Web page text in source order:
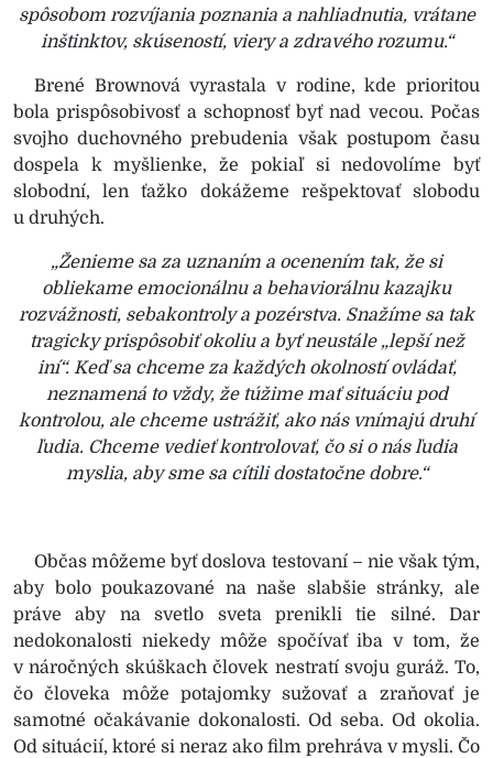
spôsobom rozvíjania poznania a nahliadnutia, vrátane
inštinktov, skúseností, viery a zdravého rozumu.“
Brené Brownová vyrastala v rodine, kde prioritou
bola prispôsobivosť a schopnosť byť nad vecou. Počas
svojho duchovného prebudenia však postupom času
dospela k myšlienke, že pokiaľ si nedovolíme byť
slobodní, len ťažko dokážeme rešpektovať slobodu
u druhých.
„Ženieme sa za uznaním a ocenením tak, že si
obliekame emocionálnu a behaviorálnu kazajku
rozvážnosti, sebakontroly a pozérstva. Snažíme sa tak
tragicky prispôsobiť okoliu a byť neustále „lepší než
iní“. Keď sa chceme za každých okolností ovládať,
neznamená to vždy, že túžime mať situáciu pod
kontrolou, ale chceme ustrážiť, ako nás vnímajú druhí
ľudia. Chceme vedieť kontrolovať, čo si o nás ľudia
myslia, aby sme sa cítili dostatočne dobre.“
Občas môžeme byť doslova testovaní – nie však tým,
aby bolo poukazované na naše slabšie stránky, ale
práve aby na svetlo sveta prenikli tie silné. Dar
nedokonalosti niekedy môže spočívať iba v tom, že
v náročných skúškach človek nestratí svoju guráž. To,
čo človeka môže potajomky sužovať a zraňovať je
samotné očakávanie dokonalosti. Od seba. Od okolia.
Od situácií, ktoré si neraz ako film prehráva v mysli. Čo